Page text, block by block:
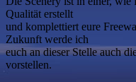
Qualität erstellt
und komplettiert eure
Zukunft werde ich
euch an dieser Stelle auch
vorstellen.